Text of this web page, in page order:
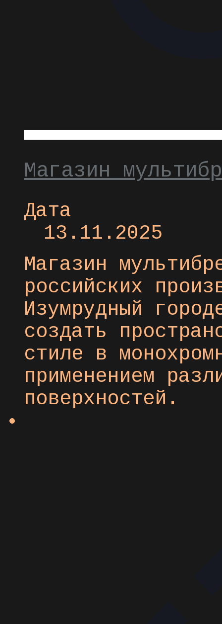
Магазин
Дата
13.11.2025
Магазин
российских
Изумрудный
создать
стиле в
применением
поверхностей.